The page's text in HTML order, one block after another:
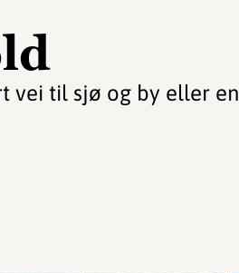
vei til sjø og by eller en